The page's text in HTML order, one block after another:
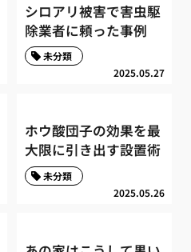
シロアリ被害で害虫駆
除業者に頼った事例
2025.05.27
未分類
ホウ酸団子の効果を最
大限に引き出す設置術
2025.05.26
未分類